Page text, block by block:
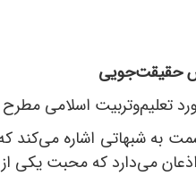
حقیقت‌جویی
تعلیم‌وتربیت اسلامی
به شبهاتی اشاره می‌کند
می‌دارد که محبت یکی